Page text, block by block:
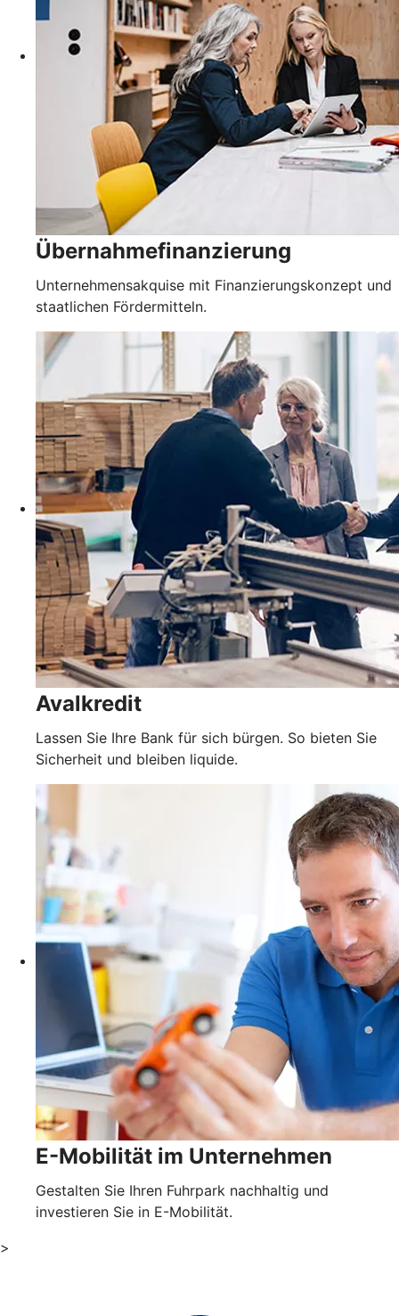
Übernahmefinanzierung
Unternehmensakquise mit Finanzierungskonzept und
staatlichen Fördermitteln.
Avalkredit
Lassen Sie Ihre Bank für sich bürgen. So bieten Sie
Sicherheit und bleiben liquide.
E-Mobilität im Unternehmen
Gestalten Sie Ihren Fuhrpark nachhaltig und
investieren Sie in E-Mobilität.
>